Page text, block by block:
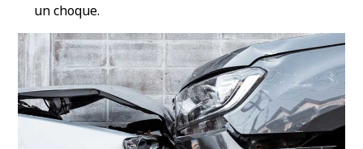
un choque.